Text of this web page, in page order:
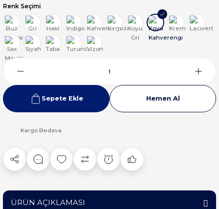
Renk Seçimi
Sepete Ekle Hemen Al
Kargo Bedava
ÜRÜN AÇIKLAMASI